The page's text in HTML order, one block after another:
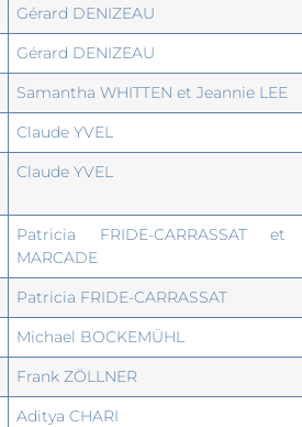
Gérard DENIZEAU
Gérard DENIZEAU
Samantha WHITTEN et Jeannie LEE
Claude YVEL
Claude YVEL
Patricia FRIDE-CARRASSAT et
MARCADE
Patricia FRIDE-CARRASSAT
Michael BOCKEMÜHL
Frank ZÖLLNER
Aditya CHARI